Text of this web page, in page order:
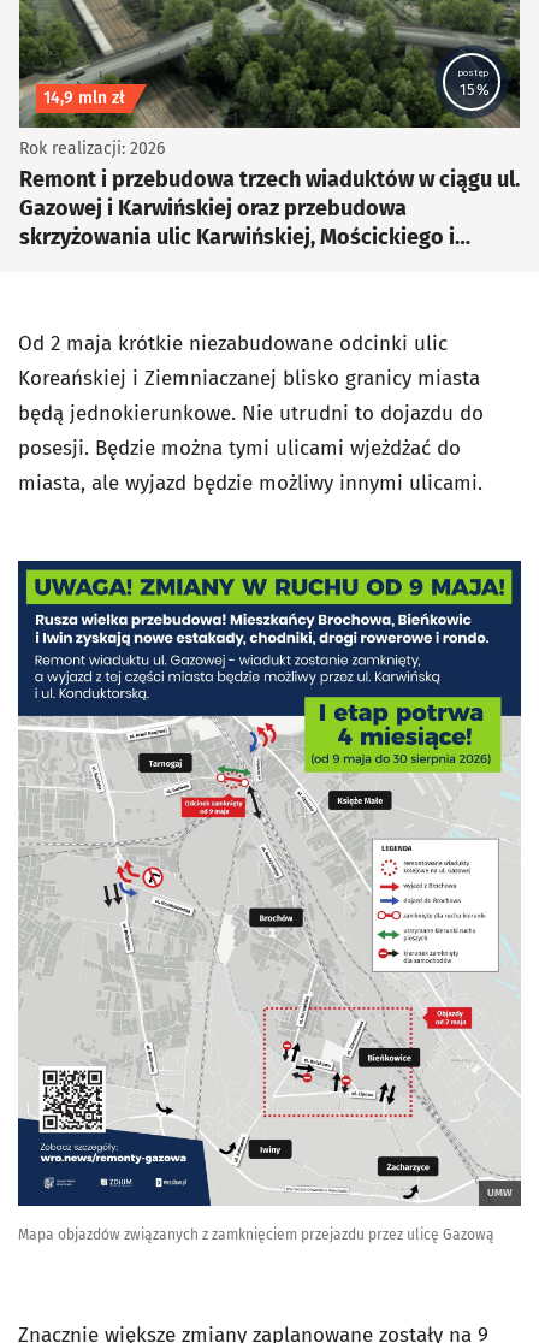
postęp
15%
Koszt inwestycji
14,9 mln zł
Remont i przebudowa trzech wiaduktów w ciągu ul.
Gazowej i Karwińskiej oraz przebudowa
skrzyżowania ulic Karwińskiej, Mościckiego i
Rok realizacji: 2026
Od 2 maja krótkie niezabudowane odcinki ulic
Koreańskiej i Ziemniaczanej blisko granicy miasta
będą jednokierunkowe. Nie utrudni to dojazdu do
posesji. Będzie można tymi ulicami wjeżdżać do
miasta, ale wyjazd będzie możliwy innymi ulicami.
UMW
Mapa objazdów związanych z zamknięciem przejazdu przez ulicę Gazową
Znacznie większe zmiany zaplanowane zostały na 9